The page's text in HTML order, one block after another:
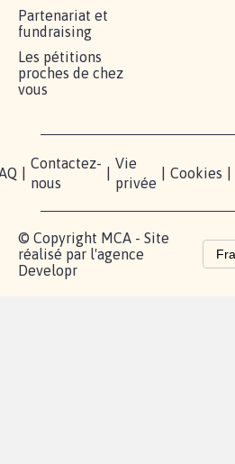
Partenariat et
fundraising
Les pétitions
proches de chez
vous
Contactez-
nous
Vie
privée
Cookies
© Copyright MCA - Site
réalisé par l'agence
Developr